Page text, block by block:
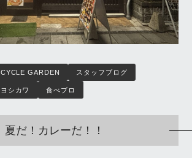
CYCLE GARDEN スタッフブログ
ヨシカワ 食べブロ
夏だ！カレーだ！！